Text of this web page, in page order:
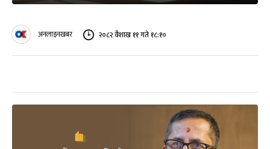
अनलाइनखबर २०८२ वैशाख ११ गते १८:१०